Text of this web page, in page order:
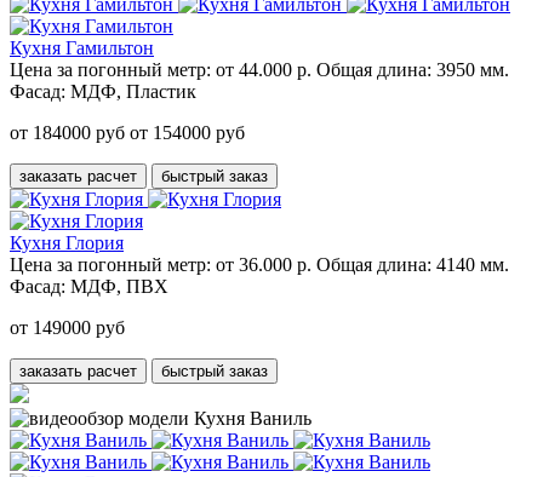
Кухня Гамильтон
Цена за погонный метр: от 44.000 р. Общая длина: 3950 мм.
Фасад: МДФ, Пластик
от 184000 руб от 154000 руб
заказать расчет быстрый заказ
Кухня Глория
Цена за погонный метр: от 36.000 р. Общая длина: 4140 мм.
Фасад: МДФ, ПВХ
от 149000 руб
заказать расчет быстрый заказ